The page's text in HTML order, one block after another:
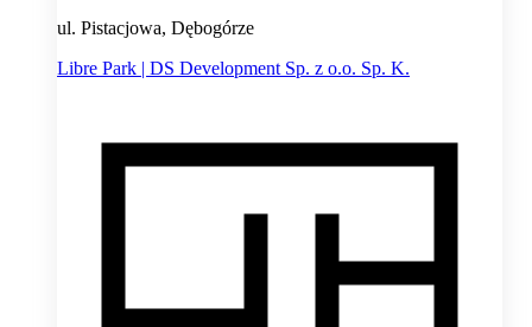
ul. Pistacjowa, Dębogórze
Libre Park | DS Development Sp. z o.o. Sp. K.